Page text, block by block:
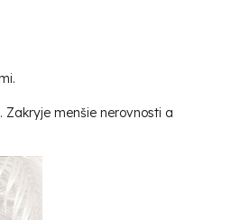
menšie nerovnosti a